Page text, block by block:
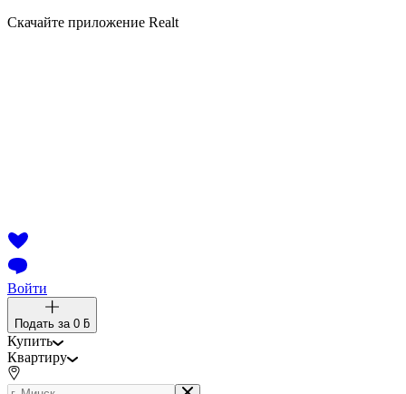
Скачайте приложение Realt
Войти
Подать за 0 ƃ
Купить
Квартиру